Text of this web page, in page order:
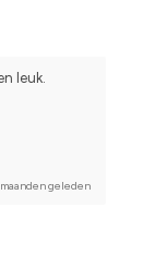
leuk.
geleden